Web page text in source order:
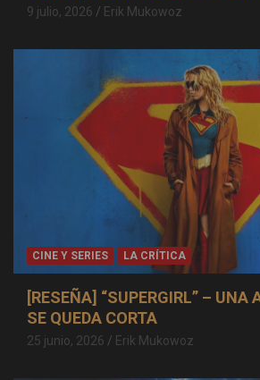
9 julio, 2026 Erik Mukowoz
CINE Y SERIES LA CRÍTICA
[RESEÑA] “SUPERGIRL” – UNA
SE QUEDA CORTA
25 junio, 2026 Erik Mukowoz